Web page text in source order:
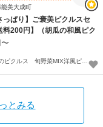
美大成町
っぱり】ご褒美ピクルスセ
料200円】（胡瓜の和風ピク
）
イチジクのピクルス 旬野菜MIX洋風ピクルス りんごとビーツのピクルス 胡瓜の和風ピクルス〜
とみる